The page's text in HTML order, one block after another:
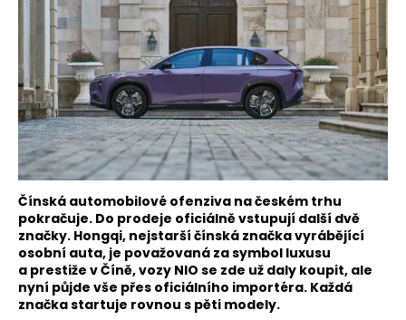
Čínská automobilové ofenziva na českém trhu
pokračuje. Do prodeje oficiálně vstupují další dvě
značky. Hongqi, nejstarší čínská značka vyrábějící
osobní auta, je považovaná za symbol luxusu
a prestiže v Číně, vozy NIO se zde už daly koupit, ale
nyní půjde vše přes oficiálního importéra. Každá
značka startuje rovnou s pěti modely.